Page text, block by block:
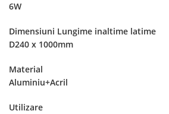
6W
Dimensiuni Lungime inaltime latime
D240 x 1000mm
Material
Aluminiu+Acril
Utilizare